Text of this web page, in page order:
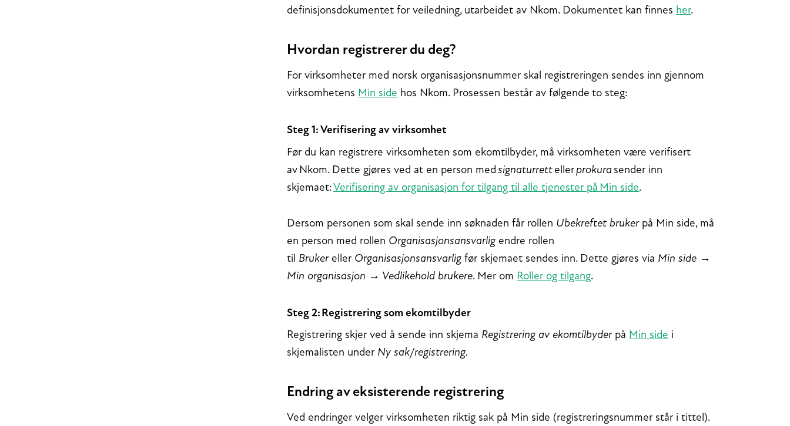
definisjonsdokumentet for veiledning, utarbeidet av Nkom. Dokumentet kan finnes her.
Hvordan registrerer du deg?
For virksomheter med norsk organisasjonsnummer skal registreringen sendes inn gjennom
virksomhetens Min side hos Nkom. Prosessen består av følgende to steg:
Steg 1: Verifisering av virksomhet
Før du kan registrere virksomheten som ekomtilbyder, må virksomheten være verifisert
av Nkom. Dette gjøres ved at en person medsignaturrett eller prokura sender inn
skjemaet:Verifisering av organisasjon for tilgang til alle tjenester på Min side.
Dersom personen som skal sende inn søknaden får rollen Ubekreftet brukerpå Min side, må
en person med rollen Organisasjonsansvarlig endre rollen
til Bruker eller Organisasjonsansvarlig før skjemaet sendes inn. Dette gjøres via Min side →
Min organisasjon → Vedlikehold brukere. Mer om Roller og tilgang.
Steg 2: Registrering som ekomtilbyder
Registrering skjer ved å sende inn skjema Registrering av ekomtilbyder på Min side i
skjemalisten under Ny sak/registrering.
Endring av eksisterende registrering
Ved endringer velger virksomheten riktig sak på Min side (registreringsnummer står i tittel).